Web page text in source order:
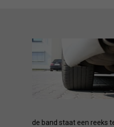
de band staat een reeks